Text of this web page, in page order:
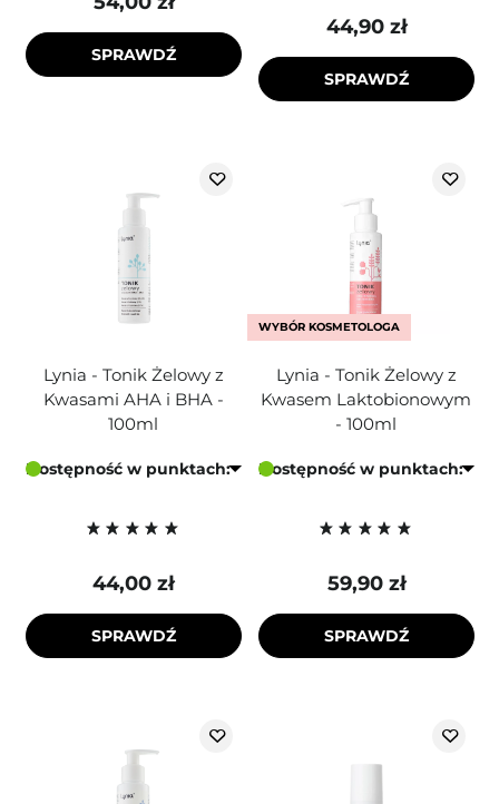
SPRAWDŹ
44,90 zł
SPRAWDŹ
Lynia - Tonik Żelowy z
Kwasami AHA i BHA -
100ml
Dostępność w punktach:
44,00 zł
SPRAWDŹ
WYBÓR KOSMETOLOGA
Lynia - Tonik Żelowy z
Kwasem Laktobionowym
- 100ml
Dostępność w punktach:
59,90 zł
SPRAWDŹ